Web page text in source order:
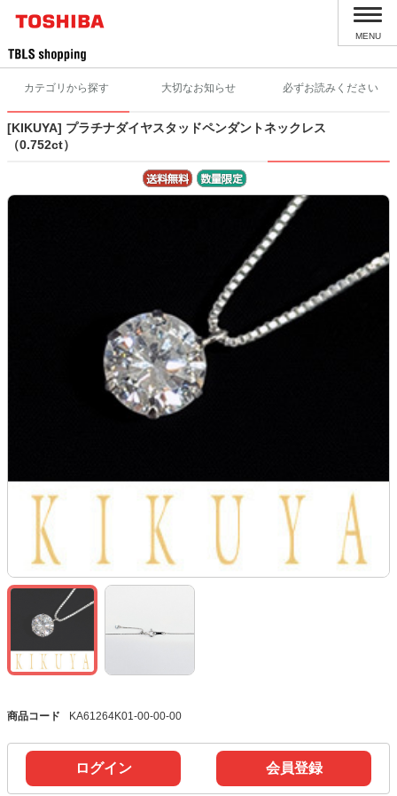
MENU
カテゴリから探す 大切なお知らせ 必ずお読みください
[KIKUYA] プラチナダイヤスタッドペンダントネックレス
（0.752ct）
商品コード KA61264K01-00-00-00
ログイン 会員登録